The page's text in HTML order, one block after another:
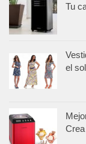
Tu
el